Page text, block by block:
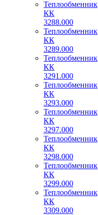
Теплообменник
КК
3288.000
Теплообменник
КК
3289.000
Теплообменник
КК
3291.000
Теплообменник
КК
3293.000
Теплообменник
КК
3297.000
Теплообменник
КК
3298.000
Теплообменник
КК
3299.000
Теплообменник
КК
3309.000